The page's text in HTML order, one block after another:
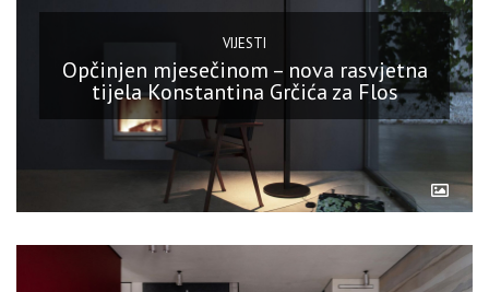
VIJESTI
Opčinjen mjesečinom – nova rasvjetna
tijela Konstantina Grčića za Flos